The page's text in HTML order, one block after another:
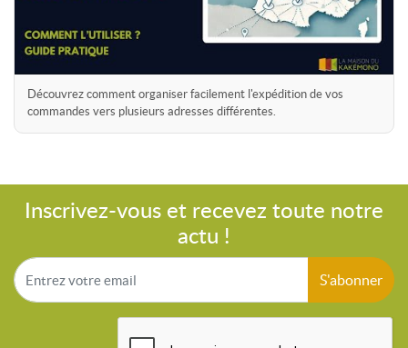
Découvrez comment organiser facilement l'expédition de vos
commandes vers plusieurs adresses différentes.
Inscrivez-vous et recevez toute notre
actu !
S'abonner